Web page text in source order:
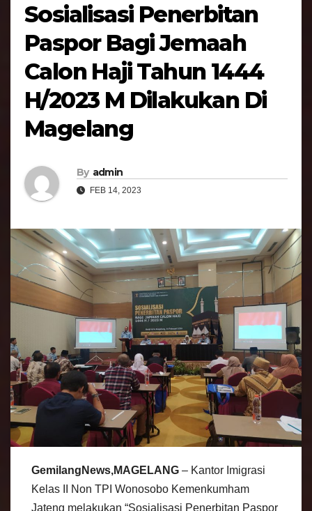
Sosialisasi Penerbitan
Paspor Bagi Jemaah
Calon Haji Tahun 1444
H/2023 M Dilakukan Di
Magelang
By admin
FEB 14, 2023
GemilangNews,MAGELANG – Kantor Imigrasi
Kelas II Non TPI Wonosobo Kemenkumham
Jateng melakukan “Sosialisasi Penerbitan Paspor